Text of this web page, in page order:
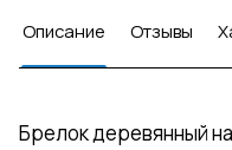
Описание Отзывы
Брелок деревянный